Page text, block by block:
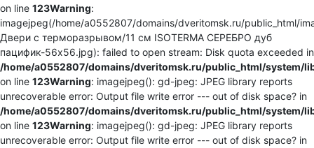
on line 123Warning:
imagejpeg(/home/a0552807/domains/dveritomsk.ru/public_html/
Двери с терморазрывом/11 см ISOTERMA СЕРЕБРО дуб
пацифик-56x56.jpg): failed to open stream: Disk quota exceeded in
/home/a0552807/domains/dveritomsk.ru/public_html/system/
on line 123Warning: imagejpeg(): gd-jpeg: JPEG library reports
unrecoverable error: Output file write error --- out of disk space? in
/home/a0552807/domains/dveritomsk.ru/public_html/system/
on line 123Warning: imagejpeg(): gd-jpeg: JPEG library reports
unrecoverable error: Output file write error --- out of disk space? in